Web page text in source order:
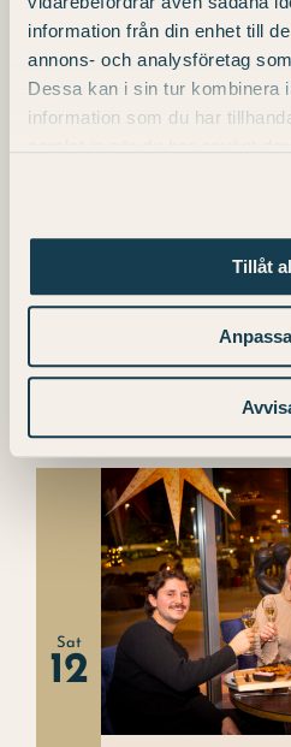
information från din enhet till
annons- och analysföretag
Dessa kan i sin tur kombinera
information som du har
Tillåt
11
Christmas potluck
December 11 |
Sat
12